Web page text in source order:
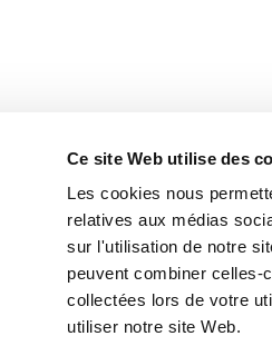
Ce site Web utilise des
Les cookies nous
relatives aux médias
sur l'utilisation de notre
peuvent combiner celles-
collectées lors de votre
utiliser notre site Web.